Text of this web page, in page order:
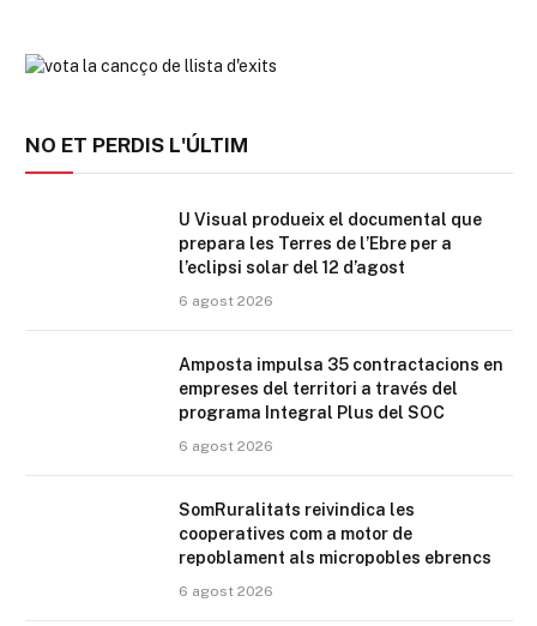
NO ET PERDIS L'ÚLTIM
U Visual produeix el documental que
prepara les Terres de l’Ebre per a
l’eclipsi solar del 12 d’agost
6 agost 2026
Amposta impulsa 35 contractacions en
empreses del territori a través del
programa Integral Plus del SOC
6 agost 2026
SomRuralitats reivindica les
cooperatives com a motor de
repoblament als micropobles ebrencs
6 agost 2026